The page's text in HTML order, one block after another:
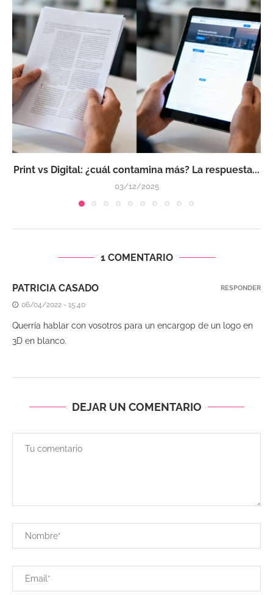
Print vs Digital: ¿cuál contamina más? La respuesta...
03/12/2025
1 COMENTARIO
PATRICIA CASADO
06/04/2022 - 15:40
Querría hablar con vosotros para un encargop de un logo en
3D en blanco.
RESPONDER
DEJAR UN COMENTARIO